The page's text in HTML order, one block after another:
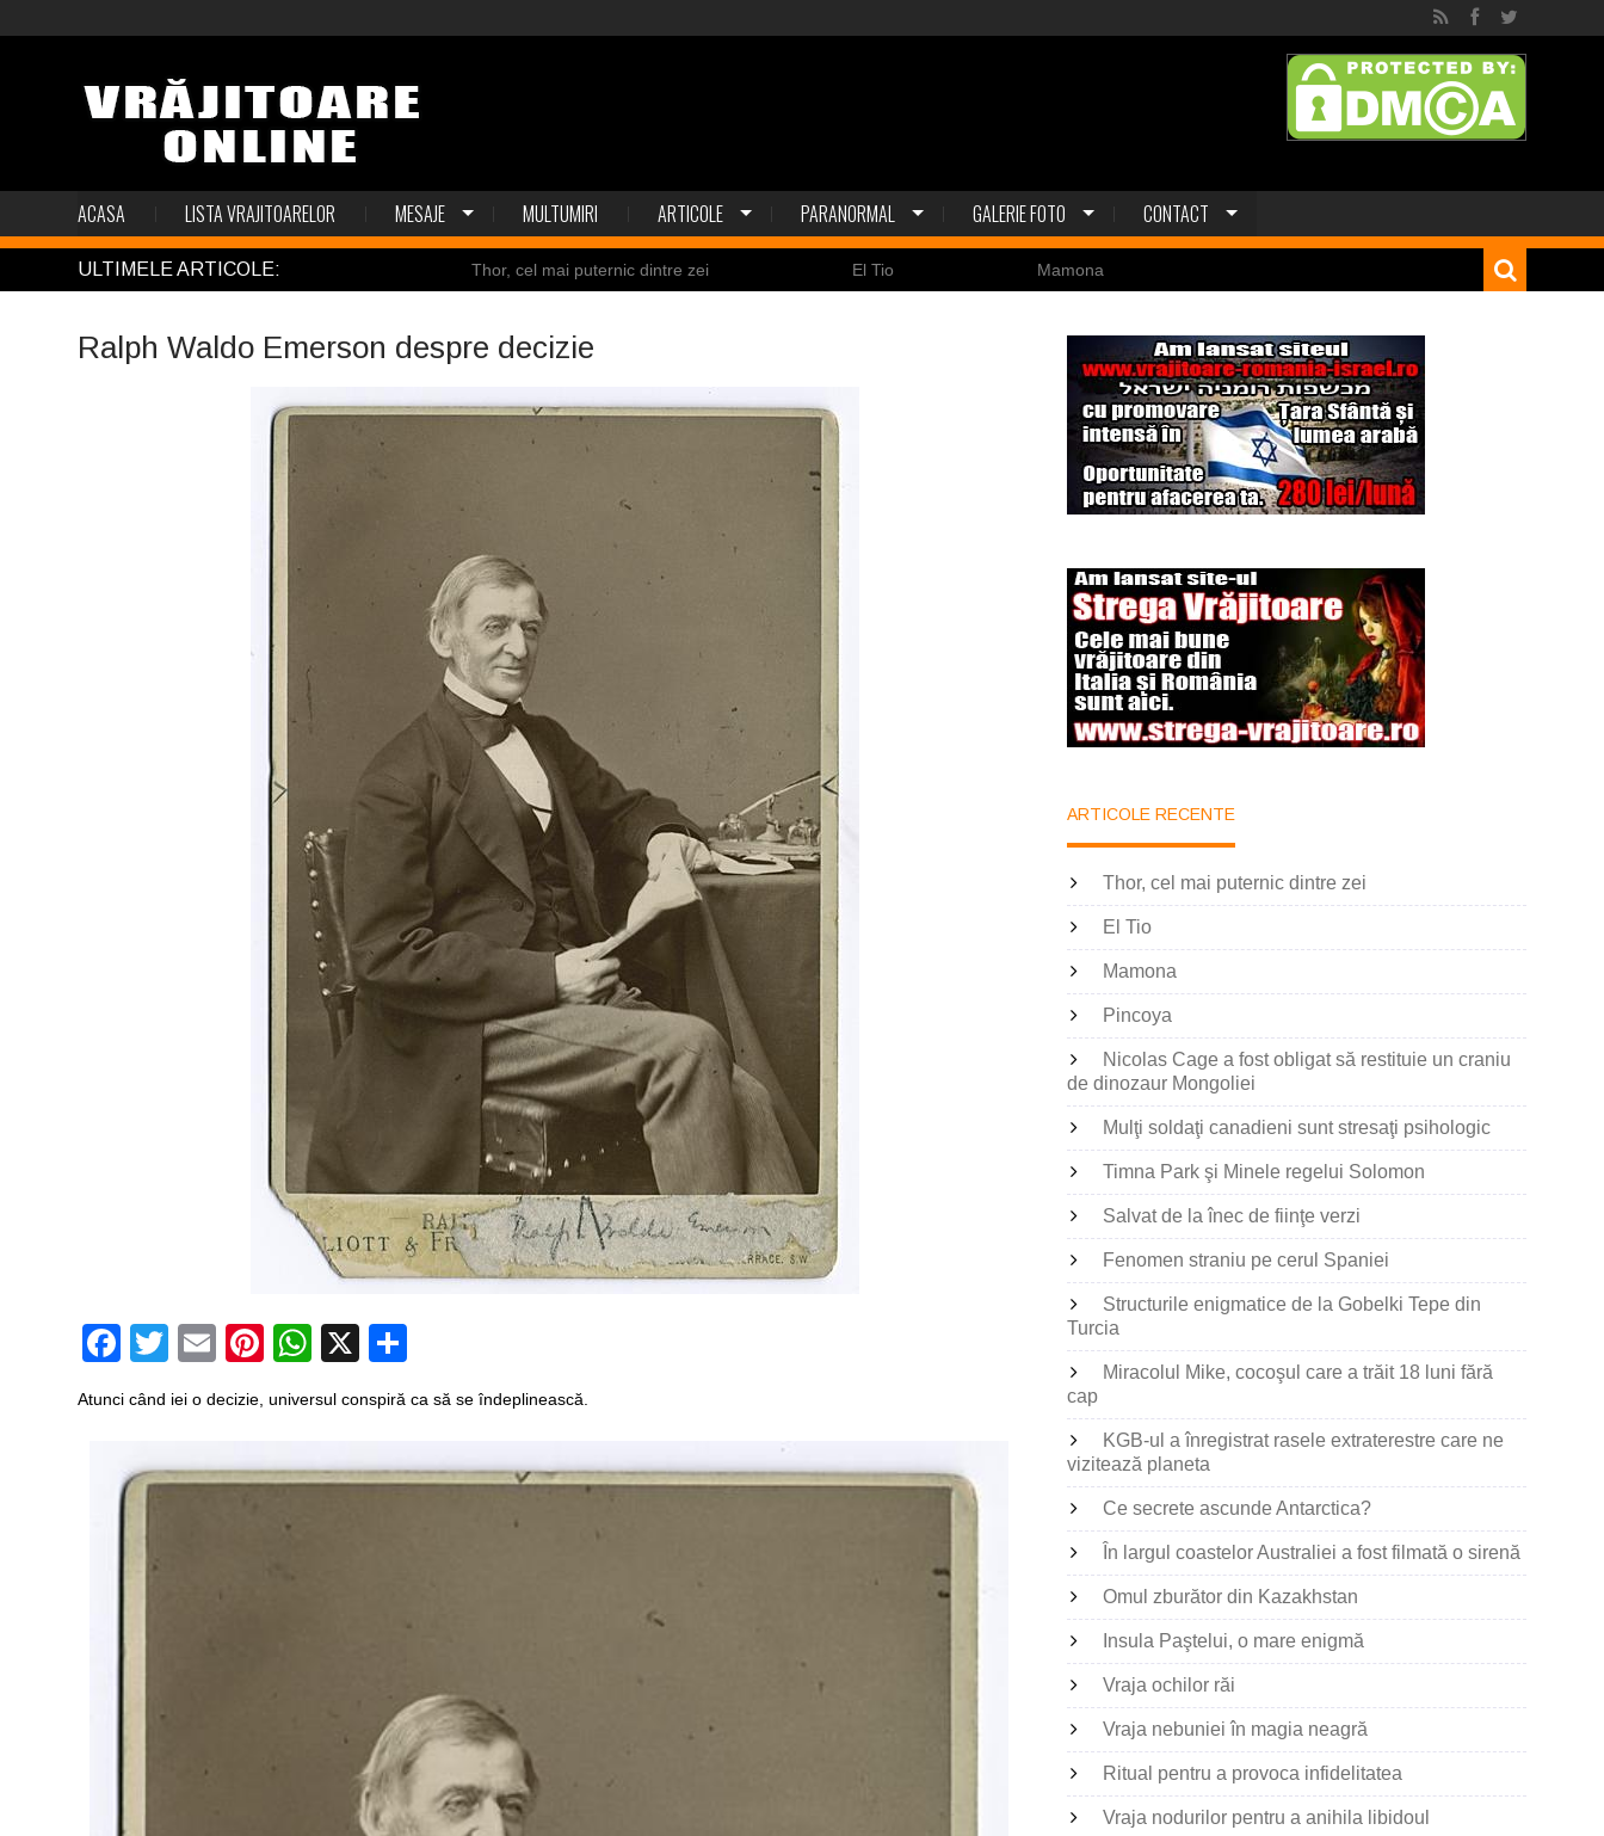
ACASA LISTA VRAJITOARELOR MESAJE MULTUMIRI ARTICOLE PARANORMAL GALERIE FOTO CONTACT
ULTIMELE ARTICOLE: Thor, cel mai puternic dintre zei El Tio Mamona
Mulţi soldaţi canadieni sunt stresaţi psihologic Timna Park şi Minele regelui Solomon
Fenomen straniu pe cerul Spaniei
Structurile enigmatice de la Gobelki Tepe din Turcia
Ralph Waldo Emerson despre decizie
Facebook
Twitter
EmailPinterest
WhatsApp
X
Atunci când iei o decizie, universul conspiră ca să se îndeplinească.
ARTICOLE RECENTE
Thor, cel mai puternic dintre zei
El Tio
Mamona
Pincoya
Nicolas Cage a fost obligat să restituie un craniu
de dinozaur Mongoliei
Mulţi soldaţi canadieni sunt stresaţi psihologic
Timna Park şi Minele regelui Solomon
Salvat de la înec de fiinţe verzi
Fenomen straniu pe cerul Spaniei
Structurile enigmatice de la Gobelki Tepe din
Turcia
Miracolul Mike, cocoşul care a trăit 18 luni fără
cap
KGB-ul a înregistrat rasele extraterestre care ne
vizitează planeta
Ce secrete ascunde Antarctica?
În largul coastelor Australiei a fost filmată o sirenă
Omul zburător din Kazakhstan
Insula Paştelui, o mare enigmă
Vraja ochilor răi
Vraja nebuniei în magia neagră
Ritual pentru a provoca infidelitatea
Vraja nodurilor pentru a anihila libidoul